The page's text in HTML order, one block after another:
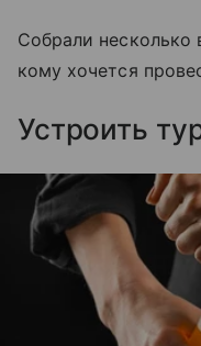
Собрали несколько
кому хочется
Устроить